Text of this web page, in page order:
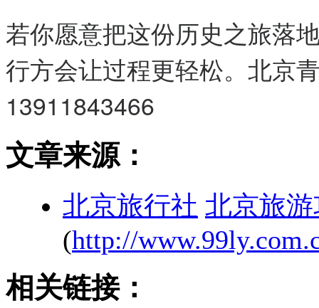
若你愿意把这份历史之旅落
行方会让过程更轻松。北京
13911843466
文章来源：
北京旅行社 北京旅
(http://
相关链接：